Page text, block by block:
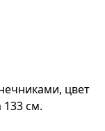
цвет
133 см.